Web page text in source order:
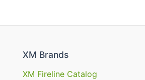
XM Brands
XM Fireline Catalog